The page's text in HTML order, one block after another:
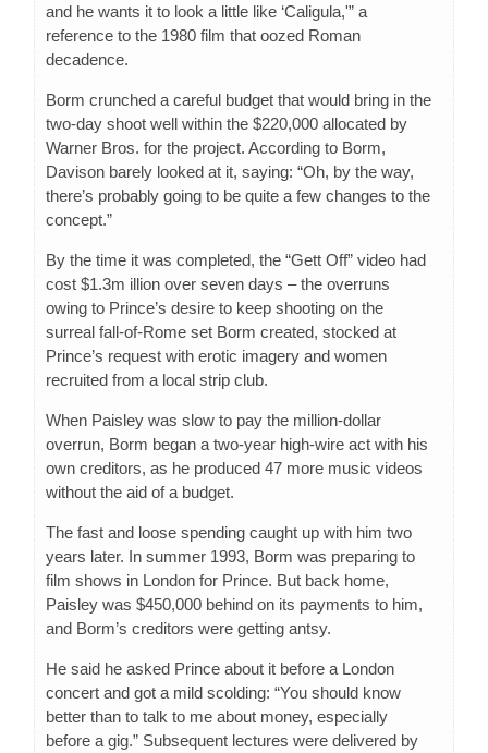
and he wants it to look a little like ‘Caligula,'” a
reference to the 1980 film that oozed Roman
decadence.
Borm crunched a careful budget that would bring in the
two-day shoot well within the $220,000 allocated by
Warner Bros. for the project. According to Borm,
Davison barely looked at it, saying: “Oh, by the way,
there’s probably going to be quite a few changes to the
concept.”
By the time it was completed, the “Gett Off” video had
cost $1.3m illion over seven days – the overruns
owing to Prince’s desire to keep shooting on the
surreal fall-of-Rome set Borm created, stocked at
Prince’s request with erotic imagery and women
recruited from a local strip club.
When Paisley was slow to pay the million-dollar
overrun, Borm began a two-year high-wire act with his
own creditors, as he produced 47 more music videos
without the aid of a budget.
The fast and loose spending caught up with him two
years later. In summer 1993, Borm was preparing to
film shows in London for Prince. But back home,
Paisley was $450,000 behind on its payments to him,
and Borm’s creditors were getting antsy.
He said he asked Prince about it before a London
concert and got a mild scolding: “You should know
better than to talk to me about money, especially
before a gig.” Subsequent lectures were delivered by